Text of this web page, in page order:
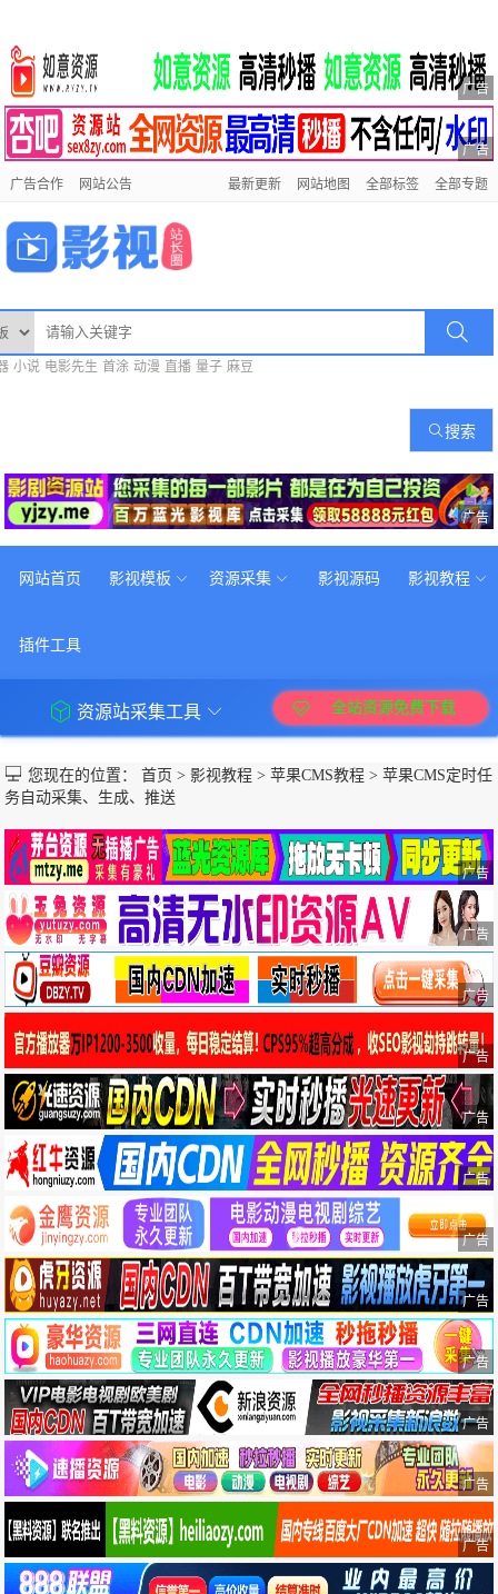
广告
广告
广告合作 网站公告 最新更新 网站地图 全部标签 全部专题
小说 电影先生 首涂 动漫 直播 量子 麻豆
搜索
广告
网站首页 影视模板 资源采集 影视源码 影视教程
插件工具
资源站采集工具 全站资源免费下载
您现在的位置：首页 > 影视教程 >苹果CMS教程 >苹果CMS定时任
务自动采集、生成、推送
广告
广告
广告
广告
广告
广告
广告
广告
广告
广告
广告
广告